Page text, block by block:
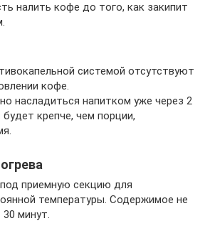
налить кофе до того, как закипит
системой отсутствуют
кофе.
насладиться напитком уже через 2
крепче, чем порции,
приемную секцию для
температуры. Содержимое не
минут.